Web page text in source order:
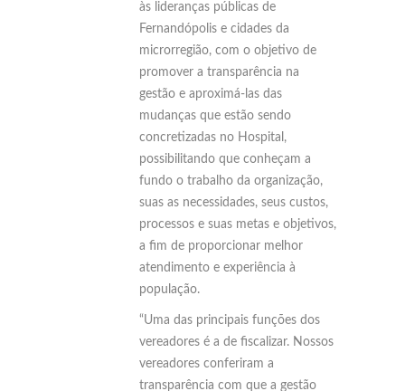
às lideranças públicas de
Fernandópolis e cidades da
microrregião, com o objetivo de
promover a transparência na
gestão e aproximá-las das
mudanças que estão sendo
concretizadas no Hospital,
possibilitando que conheçam a
fundo o trabalho da organização,
suas as necessidades, seus custos,
processos e suas metas e objetivos,
a fim de proporcionar melhor
atendimento e experiência à
população.
“Uma das principais funções dos
vereadores é a de fiscalizar. Nossos
vereadores conferiram a
transparência com que a gestão